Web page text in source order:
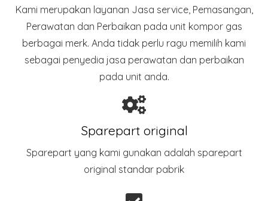
Kami merupakan layanan Jasa service, Pemasangan,
Perawatan dan Perbaikan pada unit kompor gas
berbagai merk. Anda tidak perlu ragu memilih kami
sebagai penyedia jasa perawatan dan perbaikan
pada unit anda.
Sparepart original
Sparepart yang kami gunakan adalah sparepart
original standar pabrik​